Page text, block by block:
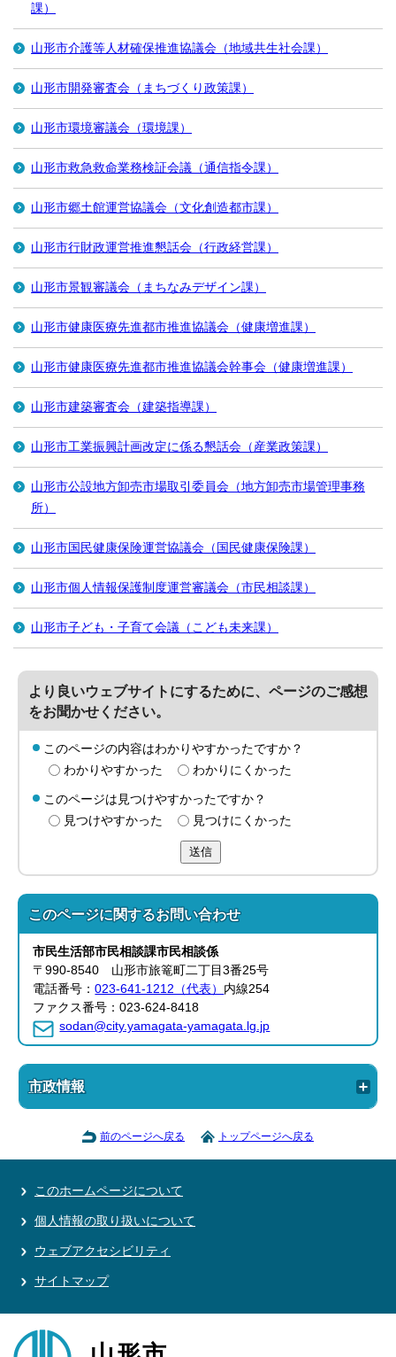
課）
山形市介護等人材確保推進協議会（地域共生社会課）
山形市開発審査会（まちづくり政策課）
山形市環境審議会（環境課）
山形市救急救命業務検証会議（通信指令課）
山形市郷土館運営協議会（文化創造都市課）
山形市行財政運営推進懇話会（行政経営課）
山形市景観審議会（まちなみデザイン課）
山形市健康医療先進都市推進協議会（健康増進課）
山形市健康医療先進都市推進協議会幹事会（健康増進課）
山形市建築審査会（建築指導課）
山形市工業振興計画改定に係る懇話会（産業政策課）
山形市公設地方卸売市場取引委員会（地方卸売市場管理事務
所）
山形市国民健康保険運営協議会（国民健康保険課）
山形市個人情報保護制度運営審議会（市民相談課）
山形市子ども・子育て会議（こども未来課）
より良いウェブサイトにするために、ページのご感想
をお聞かせください。
このページの内容はわかりやすかったですか？
わかりやすかった
わかりにくかった
このページは見つけやすかったですか？
見つけやすかった
見つけにくかった
送信
このページに関するお問い合わせ
市民生活部市民相談課市民相談係
〒990-8540 山形市旅篭町二丁目3番25号
電話番号：023-641-1212（代表） 内線254
ファクス番号：023-624-8418
sodan@city.yamagata-yamagata.lg.jp
市政情報
前のページへ戻る トップページへ戻る
このホームページについて
個人情報の取り扱いについて
ウェブアクセシビリティ
サイトマップ